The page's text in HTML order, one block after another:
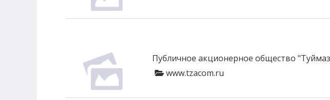
Публичное акционерное общество
www.tzacom.ru